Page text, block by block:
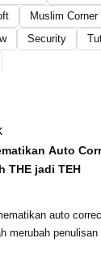
Muslim Corner
Security
Auto
THE jadi TEH
auto
merubah